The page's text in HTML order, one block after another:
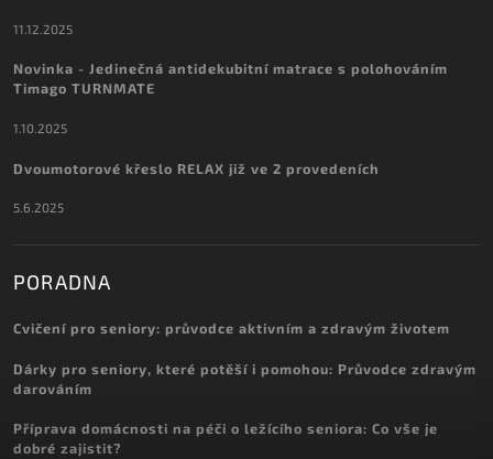
11.12.2025
Novinka - Jedinečná antidekubitní matrace s polohováním
Timago TURNMATE
1.10.2025
Dvoumotorové křeslo RELAX již ve 2 provedeních
5.6.2025
PORADNA
Cvičení pro seniory: průvodce aktivním a zdravým životem
Dárky pro seniory, které potěší i pomohou: Průvodce zdravým
darováním
Příprava domácnosti na péči o ležícího seniora: Co vše je
dobré zajistit?